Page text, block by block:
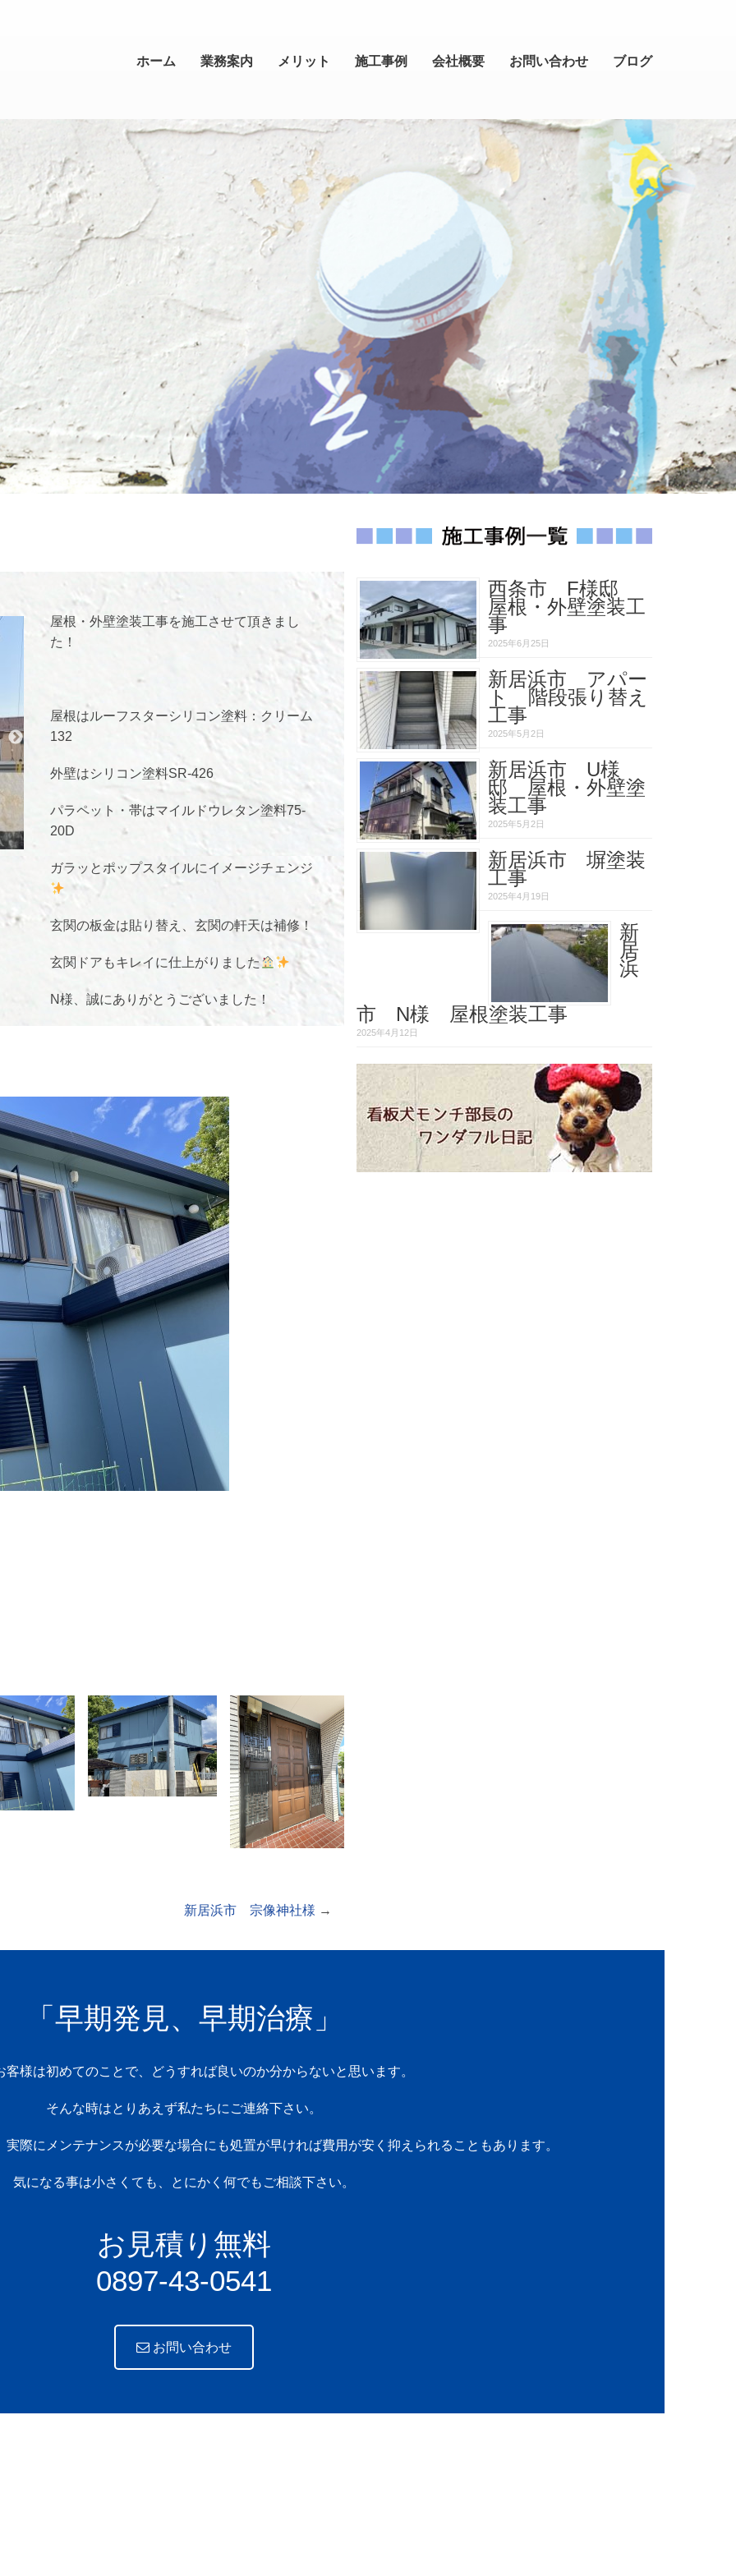
ホーム 業務案内 メリット 施工事例 会社概要 お問い合わせ ブログ
屋根・外壁塗装工事を施工させて頂きまし
た！
屋根はルーフスターシリコン塗料：クリーム
132
外壁はシリコン塗料SR-426
パラペット・帯はマイルドウレタン塗料75-
20D
ガラッとポップスタイルにイメージチェンジ
玄関の板金は貼り替え、玄関の軒天は補修！
玄関ドアもキレイに仕上がりました
N様、誠にありがとうございました！
新居浜市 宗像神社様 →
西条市 F様邸
屋根・外壁塗装工
事
2025年6月25日
新居浜市 アパー
ト 階段張り替え
工事
2025年5月2日
新居浜市 U様
邸 屋根・外壁塗
装工事
2025年5月2日
新居浜市 塀塗装
工事
2025年4月19日
新
居
浜
市 N様 屋根塗装工事
2025年4月12日
「早期発見、早期治療」
客様は初めてのことで、どうすれば良いのか分からないと思います。
そんな時はとりあえず私たちにご連絡下さい。
際にメンテナンスが必要な場合にも処置が早ければ費用が安く抑えられることもあります。
気になる事は小さくても、とにかく何でもご相談下さい。
お見積り無料
0897-43-0541
お問い合わせ